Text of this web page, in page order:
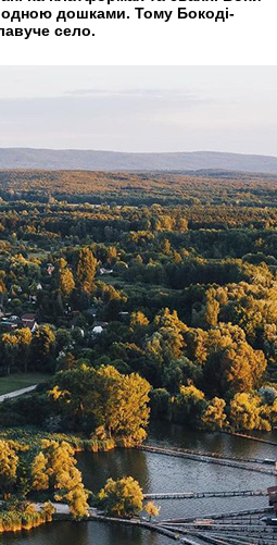
одною дошками. Тому Бокоді-
село.